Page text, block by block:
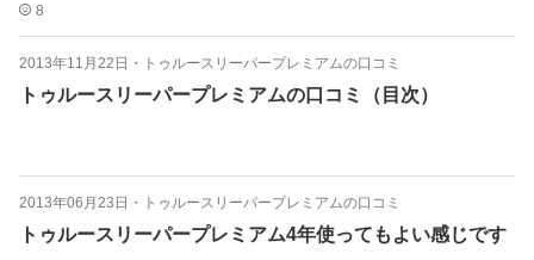
8
2013年11月22日 ・ トゥルースリーパープレミアムの口コミ
トゥルースリーパープレミアムの口コミ（目次）
2013年06月23日 ・ トゥルースリーパープレミアムの口コミ
トゥルースリーパープレミアム4年使ってもよい感じです